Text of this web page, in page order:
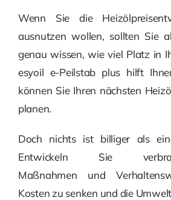
Wenn Sie die
ausnutzen wollen, sollten Sie
genau wissen, wie viel Platz in
esyoil e-Peilstab plus hilft
können Sie Ihren nächsten
planen.
Doch nichts ist billiger als
Entwickeln Sie
Maßnahmen und
Kosten zu senken und die